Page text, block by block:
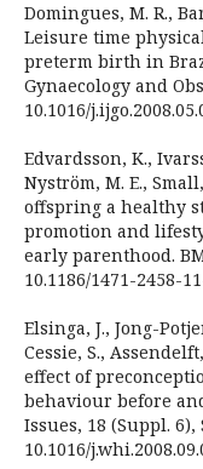
Domingues, M. R.,
Leisure time
preterm birth in
Gynaecology and
10.1016/
Edvardsson, K.,
Nyström, M. E.,
offspring a healthy
promotion and
early parenthood.
10.1186/1471-2458-
Elsinga, J., Jong-
Cessie, S.,
effect of
behaviour before
Issues, 18 (Suppl. 6),
10.1016/